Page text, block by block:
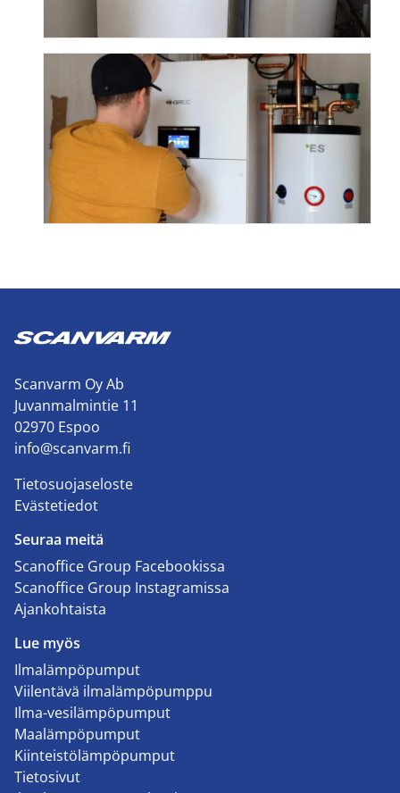
Scanvarm Oy Ab
Juvanmalmintie 11
02970 Espoo
info@scanvarm.fi
Tietosuojaseloste
Evästetiedot
Seuraa meitä
Scanoffice Group Facebookissa
Scanoffice Group Instagramissa
Ajankohtaista
Lue myös
Ilmalämpöpumput
Viilentävä ilmalämpöpumppu
Ilma-vesilämpöpumput
Maalämpöpumput
Kiinteistölämpöpumput
Tietosivut